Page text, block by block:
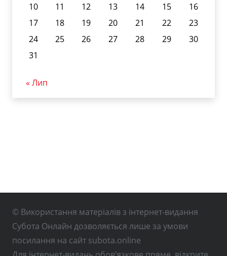
10
11 12 13 14 15
16
17
18 19 20 21 22
23
24
25 26 27 28 29
30
31
« Лип
© Використання матеріалів з інтернет-видання
Субота Онлайн дозволяється лише за умови
посилання на сайт subota.online